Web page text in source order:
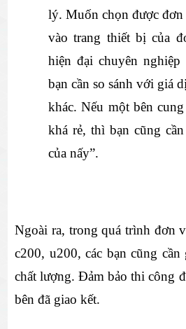
lý. Muốn chọn được
vào trang thiết bị của
hiện đại chuyên
bạn cần so sánh với giá
khác. Nếu một bên
khá rẻ, thì bạn cũng
của nấy”.
Ngoài ra, trong quá trình đơn
c200, u200, các bạn cũng cần
chất lượng. Đảm bảo thi công
bên đã giao kết.